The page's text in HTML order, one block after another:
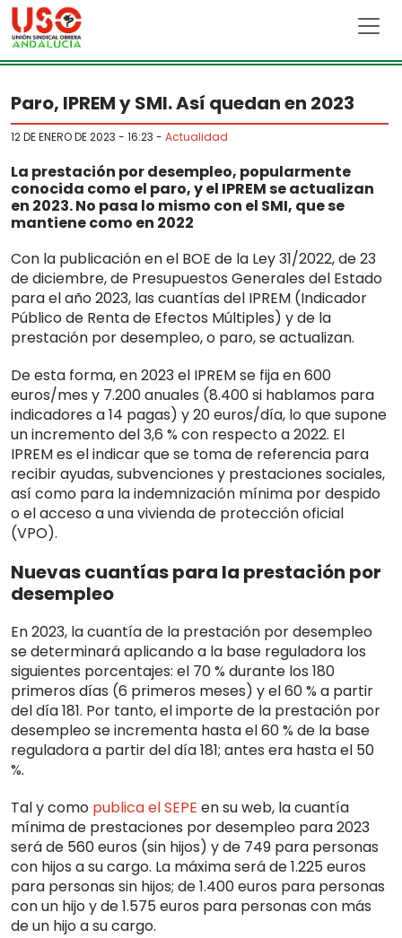
Skip to main content
Paro, IPREM y SMI. Así quedan en 2023
12 DE ENERO DE 2023 - 16:23 - Actualidad
La prestación por desempleo, popularmente
conocida como el paro, y el IPREM se actualizan
en 2023. No pasa lo mismo con el SMI, que se
mantiene como en 2022
Con la publicación en el BOE de la Ley 31/2022, de 23
de diciembre, de Presupuestos Generales del Estado
para el año 2023, las cuantías del IPREM (Indicador
Público de Renta de Efectos Múltiples) y de la
prestación por desempleo, o paro, se actualizan.
De esta forma, en 2023 el IPREM se fija en 600
euros/mes y 7.200 anuales (8.400 si hablamos para
indicadores a 14 pagas) y 20 euros/día, lo que supone
un incremento del 3,6 % con respecto a 2022. El
IPREM es el indicar que se toma de referencia para
recibir ayudas, subvenciones y prestaciones sociales,
así como para la indemnización mínima por despido
o el acceso a una vivienda de protección oficial
(VPO).
Nuevas cuantías para la prestación por
desempleo
En 2023, la cuantía de la prestación por desempleo
se determinará aplicando a la base reguladora los
siguientes porcentajes: el 70 % durante los 180
primeros días (6 primeros meses) y el 60 % a partir
del día 181. Por tanto, el importe de la prestación por
desempleo se incrementa hasta el 60 % de la base
reguladora a partir del día 181; antes era hasta el 50
%.
Tal y como publica el SEPE en su web, la cuantía
mínima de prestaciones por desempleo para 2023
será de 560 euros (sin hijos) y de 749 para personas
con hijos a su cargo. La máxima será de 1.225 euros
para personas sin hijos; de 1.400 euros para personas
con un hijo y de 1.575 euros para personas con más
de un hijo a su cargo.